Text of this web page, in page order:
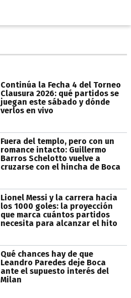
Continúa la Fecha 4 del Torneo
Clausura 2026: qué partidos se
juegan este sábado y dónde
verlos en vivo
Fuera del templo, pero con un
romance intacto: Guillermo
Barros Schelotto vuelve a
cruzarse con el hincha de Boca
Lionel Messi y la carrera hacia
los 1000 goles: la proyección
que marca cuántos partidos
necesita para alcanzar el hito
Qué chances hay de que
Leandro Paredes deje Boca
ante el supuesto interés del
Milan